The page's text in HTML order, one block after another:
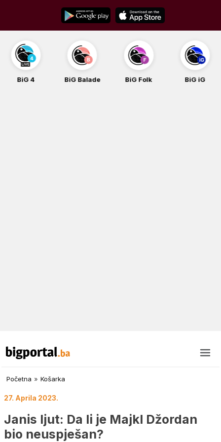
content
BiG Balade BiG Folk BiG iG BiG Rock
Početna » Košarka
27. Aprila 2023.
Janis ljut: Da li je Majkl Džordan
bio neuspješan?